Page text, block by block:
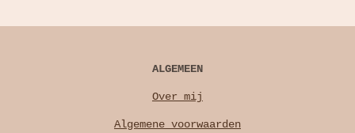
ALGEMEEN
Over mij
Algemene voorwaarden